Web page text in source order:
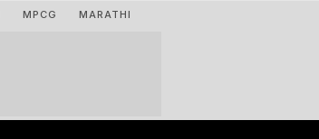
MPCG MARATHI